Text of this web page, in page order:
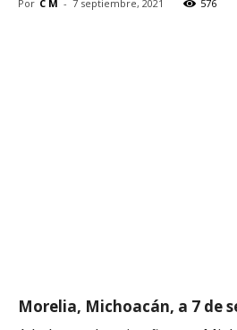
Por C M - 7 septiembre, 2021 576
Morelia, Michoacán, a 7 de